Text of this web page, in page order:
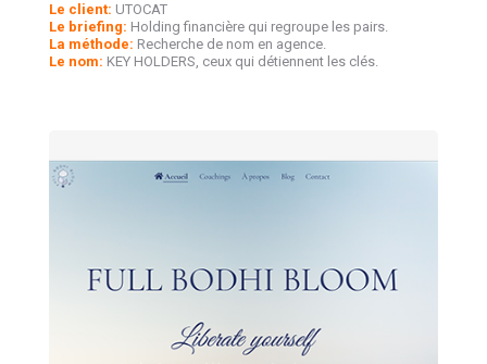
Le client: UTOCAT
Le briefing: Holding financière qui regroupe les pairs.
La méthode: Recherche de nom en agence.
Le nom: KEY HOLDERS, ceux qui détiennent les clés.